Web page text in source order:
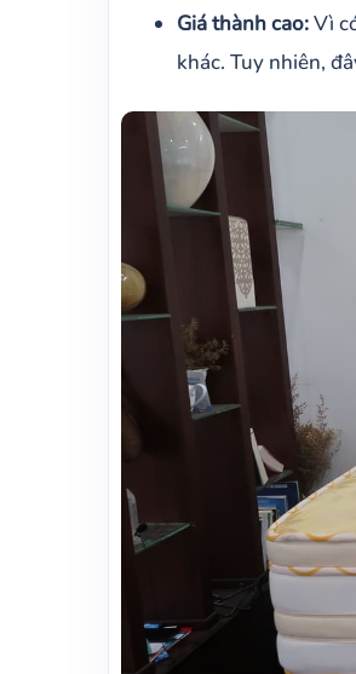
Giá thành cao:Vì
khác. Tuy nhiên,